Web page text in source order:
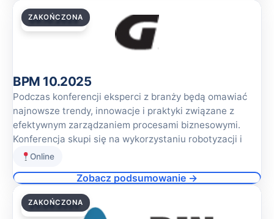
09.10.2025
ZAKOŃCZONA
BPM 10.2025
Podczas konferencji eksperci z branży będą omawiać
najnowsze trendy, innowacje i praktyki związane z
efektywnym zarządzaniem procesami biznesowymi.
Konferencja skupi się na wykorzystaniu robotyzacji i
Online
Zobacz podsumowanie →
25.09.2025
ZAKOŃCZONA